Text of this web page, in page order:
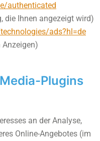
authenticated
die Ihnen angezeigt wird)
ads?hl=de
Anzeigen)
Plugins
an der Analyse,
Online-Angebotes (im